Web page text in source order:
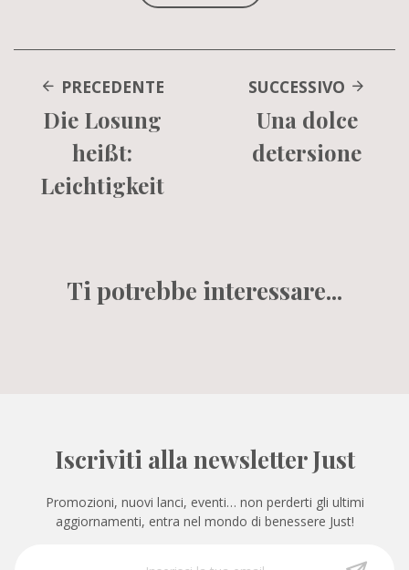
PRECEDENTE
Die Losung
heißt:
Leichtigkeit
SUCCESSIVO
Una dolce
detersione
Ti potrebbe interessare...
Iscriviti alla newsletter Just
Promozioni, nuovi lanci, eventi… non perderti gli ultimi
aggiornamenti, entra nel mondo di benessere Just!